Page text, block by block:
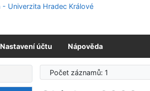
Nastavení účtu Nápověda
Počet záznamů: 1